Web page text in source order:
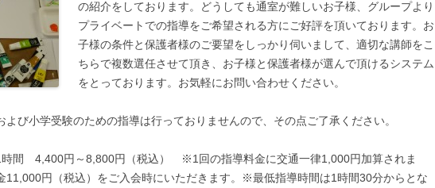
の紹介をしております。どうしても通室が難しいお子様、グループより
プライベートでの指導をご希望される方にご好評を頂いております。お
子様の条件と保護者様のご要望をしっかり伺いまして、適切な講師をこ
ちらで複数選任させて頂き、お子様と保護者様が選んで頂けるシステム
をとっております。お気軽にお問い合わせください。
よび小学受験のための指導は行っておりませんので、その点ご了承ください。
時間 4,400円～8,800円（税込） ※1回の指導料金に交通一律1,000円加算されま
円（税込）をご入会時にいただきます。※最低指導時間は1時間30分からとな